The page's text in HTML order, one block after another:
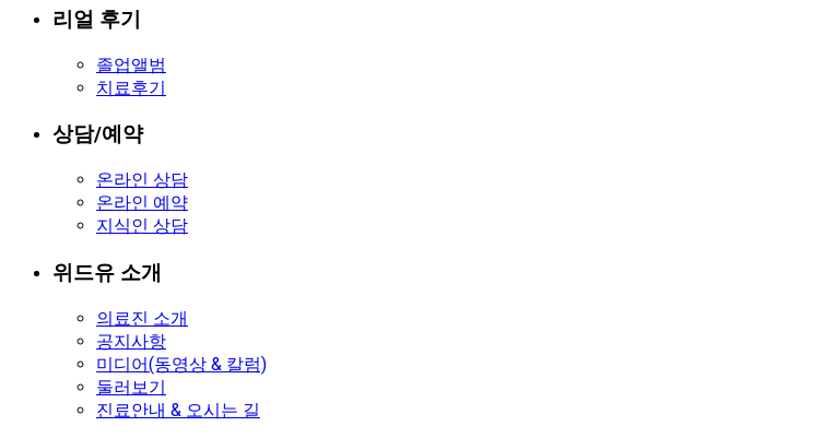
리얼 후기
졸업앨범
치료후기
상담/예약
온라인 상담
온라인 예약
지식인 상담
위드유 소개
의료진 소개
공지사항
미디어(동영상 & 칼럼)
둘러보기
진료안내 & 오시는 길